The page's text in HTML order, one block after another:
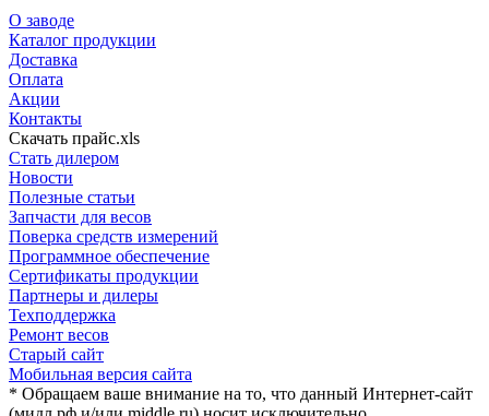
О заводе
Каталог продукции
Доставка
Оплата
Акции
Контакты
Скачать прайс.xls
Стать дилером
Новости
Полезные статьи
Запчасти для весов
Поверка средств измерений
Программное обеспечение
Сертификаты продукции
Партнеры и дилеры
Техподдержка
Ремонт весов
Старый сайт
Мобильная версия сайта
* Обращаем ваше внимание на то, что данный Интернет-сайт